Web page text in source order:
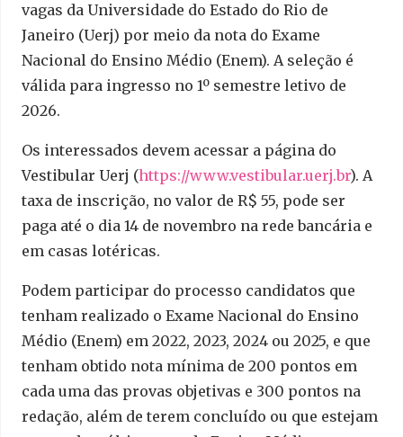
vagas da Universidade do Estado do Rio de
Janeiro (Uerj) por meio da nota do Exame
Nacional do Ensino Médio (Enem). A seleção é
válida para ingresso no 1º semestre letivo de
2026.
Os interessados devem acessar a página do
Vestibular Uerj (https://www.vestibular.uerj.br). A
taxa de inscrição, no valor de R$ 55, pode ser
paga até o dia 14 de novembro na rede bancária e
em casas lotéricas.
Podem participar do processo candidatos que
tenham realizado o Exame Nacional do Ensino
Médio (Enem) em 2022, 2023, 2024 ou 2025, e que
tenham obtido nota mínima de 200 pontos em
cada uma das provas objetivas e 300 pontos na
redação, além de terem concluído ou que estejam